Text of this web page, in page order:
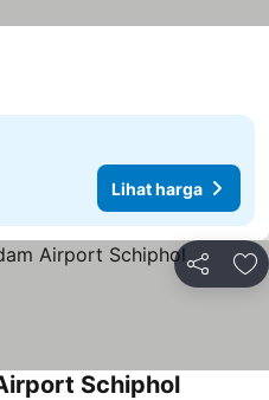
Lihat harga
Bagikan
Schiphol